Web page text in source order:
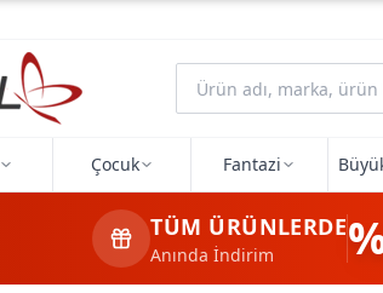
Çocuk Fantazi
TÜM ÜRÜNLERDE
Anında İndirim